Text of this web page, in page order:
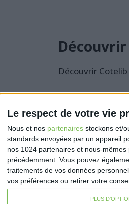
Le respect de votre vie
Nous et nos partenaires stockons et/
standards envoyées par un appareil
nos 1024 partenaires et nous-
précédemment. Vous pouvez
traitements de vos données
vos préférences ou retirer votre
PLUS
Découvrir Cotelib